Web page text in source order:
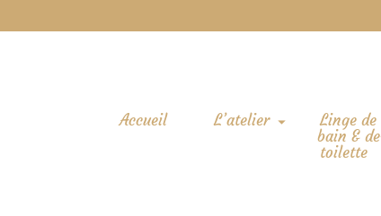
Accueil L’atelier
Linge de
bain & de
toilette